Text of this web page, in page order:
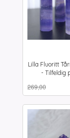
Lilla Fluoritt
- Tilfeldig
269,00
mva.